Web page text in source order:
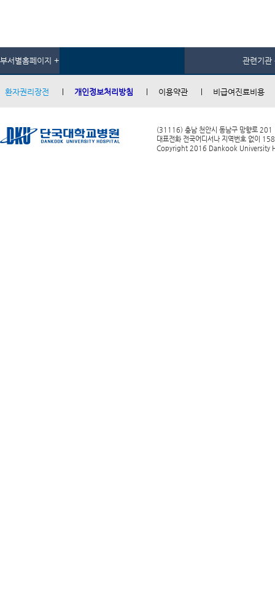
부서별홈페이지 + 관련기관
환자권리장전 개인정보처리방침 이용약관 비급여진료비용
(31116) 충남 천안시 동남구 망향로 201
대표전화 전국어디서나 지역번호 없이
Copyright 2016 Dankook University